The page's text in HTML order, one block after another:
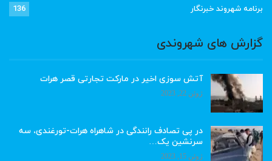
برنامه شهروند خبرنگار 136
گزارش های شهروندی
آتش سوزی اخیر در مارکت تجارتی قصر هرات
ژوئن 22, 2023
در پی تصادف رانندگی در شاهراه هرات-تورغندی، سه
سرنشین یک…
ژوئن 15, 2023